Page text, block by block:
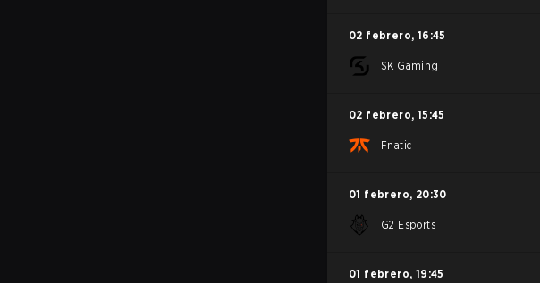
02 febrero, 16:45
SK Gaming
02 febrero, 15:45
Fnatic
01 febrero, 20:30
G2 Esports
01 febrero, 19:45